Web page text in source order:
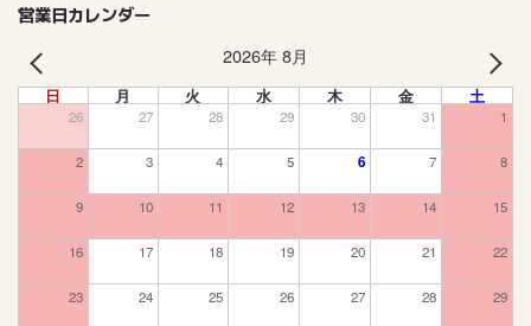
営業日カレンダー
2026年 8月
日 月 火 水 木 金 土
26 27 28 29 30 31 1
2 3 4 5 6 7 8
9 10 11 12 13 14 15
16 17 18 19 20 21 22
23 24 25 26 27 28 29